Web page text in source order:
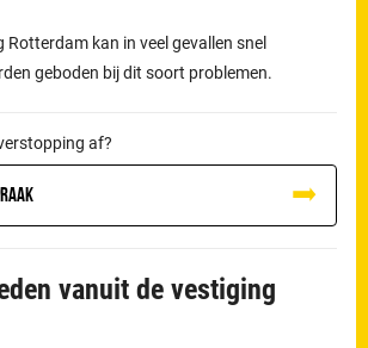
kan in veel gevallen snel
geboden bij dit soort problemen.
af?
vanuit de vestiging